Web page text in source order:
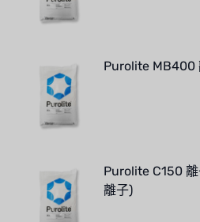
Purolite MB400
Purolite C150
離子)